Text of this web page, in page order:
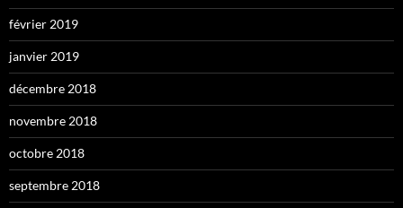
février 2019
janvier 2019
décembre 2018
novembre 2018
octobre 2018
septembre 2018